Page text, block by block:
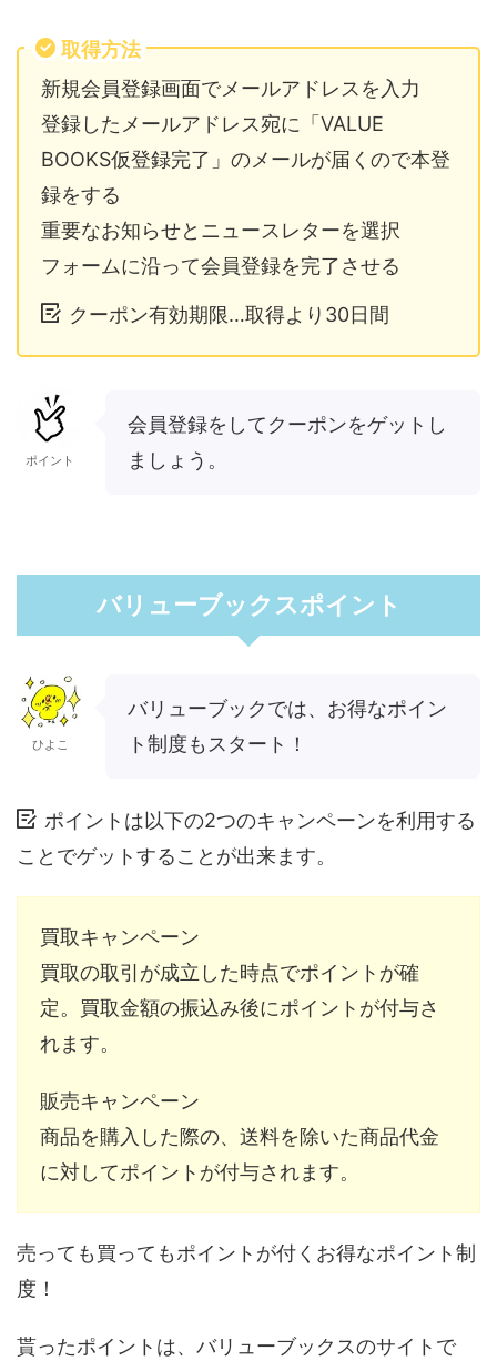
取得方法
新規会員登録画面でメールアドレスを入力
登録したメールアドレス宛に「VALUE
BOOKS仮登録完了」のメールが届くので本登
録をする
重要なお知らせとニュースレターを選択
フォームに沿って会員登録を完了させる
クーポン有効期限…取得より30日間
ポイント
会員登録をしてクーポンをゲットし
ましょう。
バリューブックスポイント
ひよこ
バリューブックでは、お得なポイン
ト制度もスタート！
ポイントは以下の2つのキャンペーンを利用する
ことでゲットすることが出来ます。
買取キャンペーン
買取の取引が成立した時点でポイントが確
定。買取金額の振込み後にポイントが付与さ
れます。
販売キャンペーン
商品を購入した際の、送料を除いた商品代金
に対してポイントが付与されます。
売っても買ってもポイントが付くお得なポイント制
度！
貰ったポイントは、バリューブックスのサイトで